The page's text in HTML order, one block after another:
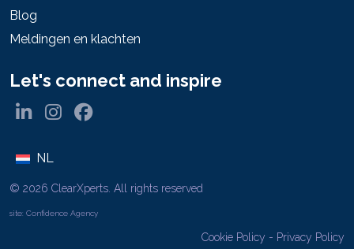
Blog
Meldingen en klachten
Let's connect and inspire
NL
© 2026 ClearXperts. All rights reserved
site: Confidence Agency
Cookie Policy - Privacy Policy